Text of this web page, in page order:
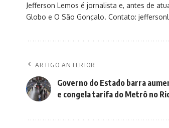
Jefferson Lemos é jornalista e, antes de
Globo e O São Gonçalo. Contato:
ARTIGO ANTERIOR
Governo do Estado barra
e congela tarifa do Metrô no